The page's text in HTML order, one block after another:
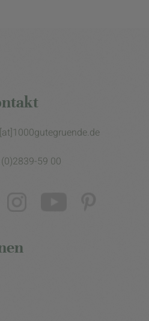
59 00